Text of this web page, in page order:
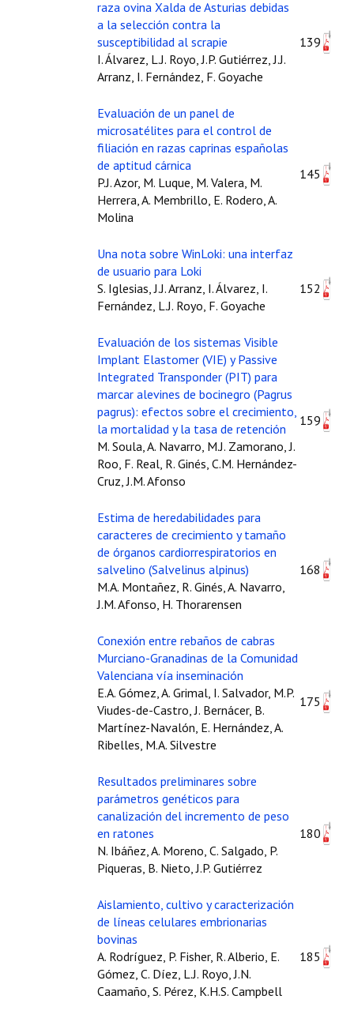
raza ovina Xalda de Asturias debidas
a la selección contra la
susceptibilidad al scrapie
I. Álvarez, L.J. Royo, J.P. Gutiérrez, J.J.
Arranz, I. Fernández, F. Goyache
139
Evaluación de un panel de
microsatélites para el control de
filiación en razas caprinas españolas
de aptitud cárnica
P.J. Azor, M. Luque, M. Valera, M.
Herrera, A. Membrillo, E. Rodero, A.
Molina
145
Una nota sobre WinLoki: una interfaz
de usuario para Loki
S. Iglesias, J.J. Arranz, I. Álvarez, I.
Fernández, L.J. Royo, F. Goyache
152
Evaluación de los sistemas Visible
Implant Elastomer (VIE) y Passive
Integrated Transponder (PIT) para
marcar alevines de bocinegro (Pagrus
pagrus): efectos sobre el crecimiento,
la mortalidad y la tasa de retención
M. Soula, A. Navarro, M.J. Zamorano, J.
Roo, F. Real, R. Ginés, C.M. Hernández-
Cruz, J.M. Afonso
159
Estima de heredabilidades para
caracteres de crecimiento y tamaño
de órganos cardiorrespiratorios en
salvelino (Salvelinus alpinus)
M.A. Montañez, R. Ginés, A. Navarro,
J.M. Afonso, H. Thorarensen
168
Conexión entre rebaños de cabras
Murciano-Granadinas de la Comunidad
Valenciana vía inseminación
E.A. Gómez, A. Grimal, I. Salvador, M.P.
Viudes-de-Castro, J. Bernácer, B.
Martínez-Navalón, E. Hernández, A.
Ribelles, M.A. Silvestre
175
Resultados preliminares sobre
parámetros genéticos para
canalización del incremento de peso
en ratones
N. Ibáñez, A. Moreno, C. Salgado, P.
Piqueras, B. Nieto, J.P. Gutiérrez
180
Aislamiento, cultivo y caracterización
de líneas celulares embrionarias
bovinas
A. Rodríguez, P. Fisher, R. Alberio, E.
Gómez, C. Díez, L.J. Royo, J.N.
Caamaño, S. Pérez, K.H.S. Campbell
185